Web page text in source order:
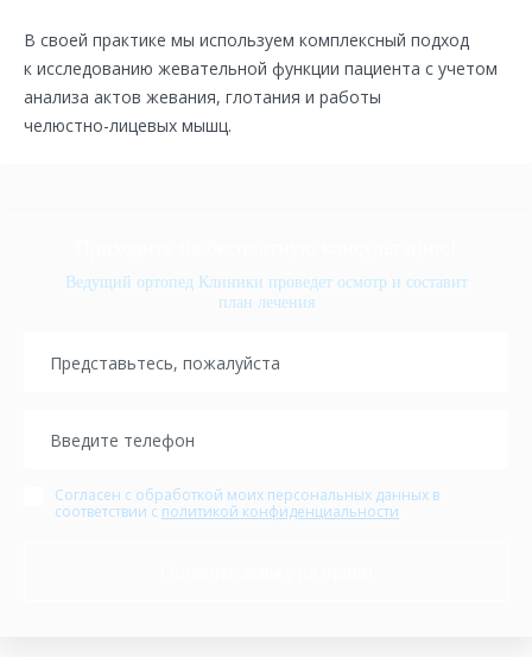
В своей практике мы используем комплексный подход
к исследованию жевательной функции пациента с учетом
анализа актов жевания, глотания и работы
челюстно-лицевых мышц.
Ведущий ортопед Клиники проведет осмотр и составит
план лечения
Согласен с обработкой моих персональных данных в
соответствии с политикой конфиденциальности